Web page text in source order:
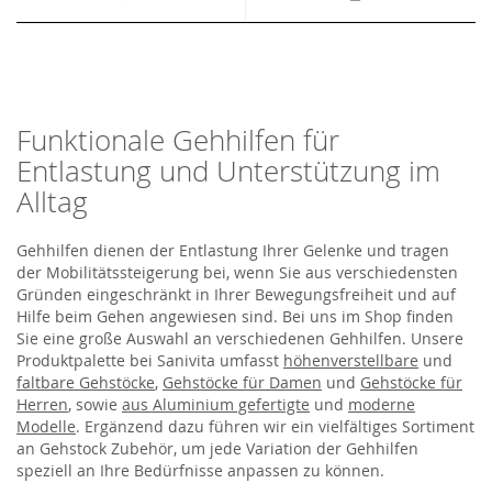
Funktionale Gehhilfen für
Entlastung und Unterstützung im
Alltag
Gehhilfen dienen der Entlastung Ihrer Gelenke und tragen
der Mobilitätssteigerung bei, wenn Sie aus verschiedensten
Gründen eingeschränkt in Ihrer Bewegungsfreiheit und auf
Hilfe beim Gehen angewiesen sind. Bei uns im Shop finden
Sie eine große Auswahl an verschiedenen Gehhilfen. Unsere
Produktpalette bei Sanivita umfasst höhenverstellbare und
faltbare Gehstöcke, Gehstöcke für Damen und Gehstöcke für
Herren, sowie aus Aluminium gefertigte und moderne
Modelle. Ergänzend dazu führen wir ein vielfältiges Sortiment
an Gehstock Zubehör, um jede Variation der Gehhilfen
speziell an Ihre Bedürfnisse anpassen zu können.